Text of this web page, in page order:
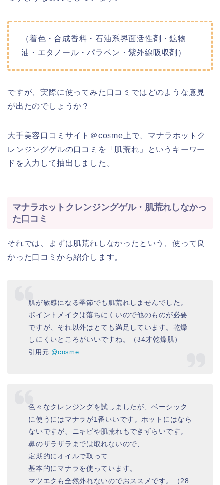
（着色・合成香料・石油系界面活性剤・鉱物
油・エタノール・パラベン・紫外線吸収剤）
ですが、実際に使ってみた口コミではどのような意見
が出たのでしょうか？
大手美容口コミサイト＠cosme上で、マナラホットク
レンジングゲルの口コミを「肌荒れ」というキーワー
ドを入力して抽出しました。
マナラホットクレンジングゲル・肌荒れしなかっ
た口コミ
それでは、まずは肌荒れしなかったという、使って良
かった口コミから紹介します。
肌が敏感になる季節でも肌荒れしませんでした。
ポイントメイクは落ちにくいので他のものが必要
ですが、それ以外はとても満足しています。乾燥
しにくいところがいいですね。（34才乾燥肌）
引用元: @cosme
色々なクレンジングを試しましたが、ベーシック
に使うにはマナラが1番いいです。ホットにはなら
ないですが、ニキビや肌荒れもできずらいです。
鼻のザラザラまでは取れないので、
定期的にオイルで取って
基本的にマナラを使っています。
マツエクも全然外れないのでおススメです。（28